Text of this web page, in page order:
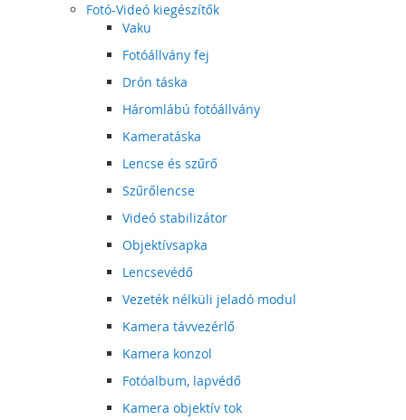
Fotó-Videó kiegészítők
Vaku
Fotóállvány fej
Drón táska
Háromlábú fotóállvány
Kameratáska
Lencse és szűrő
Szűrőlencse
Videó stabilizátor
Objektívsapka
Lencsevédő
Vezeték nélküli jeladó modul
Kamera távvezérlő
Kamera konzol
Fotóalbum, lapvédő
Kamera objektív tok